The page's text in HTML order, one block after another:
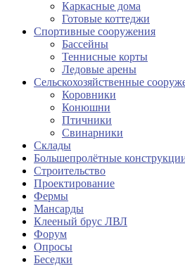
Каркасные дома
Готовые коттеджи
Спортивные сооружения
Бассейны
Теннисные корты
Ледовые арены
Сельскохозяйственные
Коровники
Конюшни
Птичники
Свинарники
Склады
Большепролётные
Строительство
Проектирование
Фермы
Мансарды
Клееный брус ЛВЛ
Форум
Опросы
Беседки